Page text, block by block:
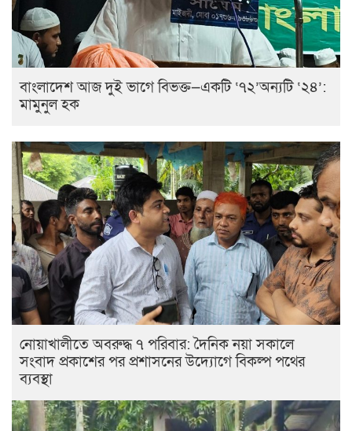
বাংলাদেশ আজ দুই ভাগে বিভক্ত—একটি ‘৭২’অন্যটি ‘২৪’:
মামুনুল হক
নোয়াখালীতে অবরুদ্ধ ৭ পরিবার: দৈনিক নয়া সকালে
সংবাদ প্রকাশের পর প্রশাসনের উদ্যোগে বিকল্প পথের
ব্যবস্থা